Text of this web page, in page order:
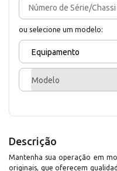
ou selecione um modelo:
Equipamento
Modelo
Descrição
Mantenha sua operação em
originais, que oferecem